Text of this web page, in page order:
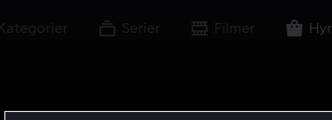
Kategorier Serier Filmer